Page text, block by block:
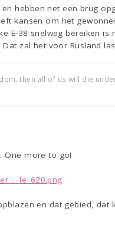
hebben net een brug
kansen om het
E-38 snelweg bereiken
zal het voor Rusland
then all of us will die
One more to go!
... le_620.png
en dat gebied,